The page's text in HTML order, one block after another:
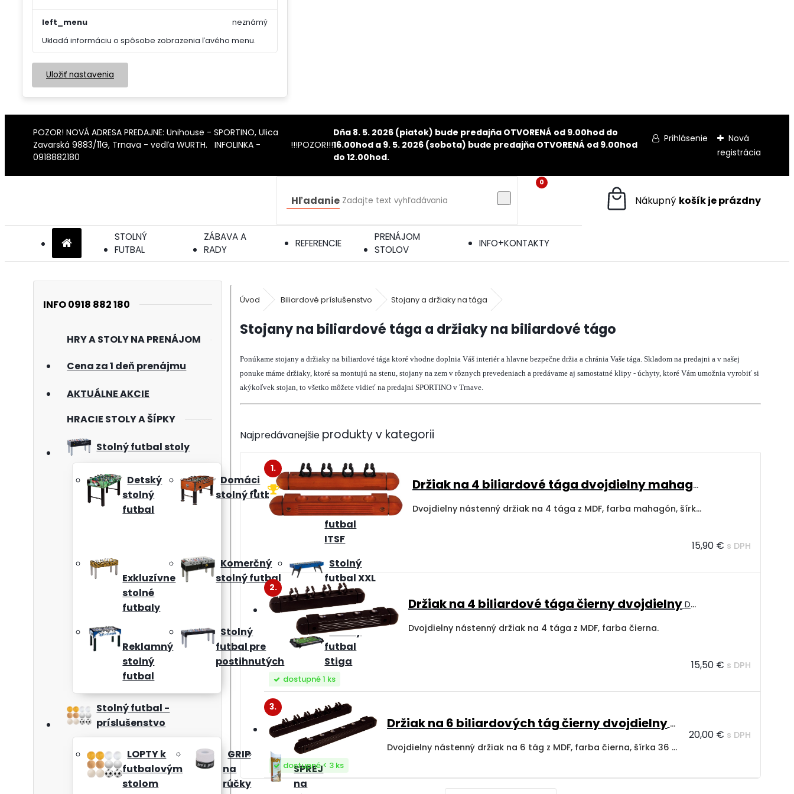
left_menu
Ukladá informáciu o spôsobe zobrazenia ľavého menu.
neznámý
Uložiť nastavenia
POZOR! NOVÁ ADRESA PREDAJNE: Unihouse - SPORTINO,Ulica
Zavarská9883/11G, Trnava - vedľa WURTH. INFOLINKA -
0918882180
!!!POZOR!!!
Dňa 8. 5. 2026 (piatok) bude predajňa OTVORENÁ od 9.00hod do
16.00hod a 9. 5. 2026 (sobota) bude predajňa OTVORENÁ od 9.00hod
do 12.00hod.
Prihlásenie
Nová
registrácia
STOLNÝ
FUTBAL
ZÁBAVA A
RADY
REFERENCIE
PRENÁJOM
STOLOV
INFO+KONTAKTY
Hľadanie
0
INFO 0918 882 180
HRY A STOLY NA PRENÁJOM
Cena za 1 deň prenájmu
AKTUÁLNE AKCIE
HRACIE STOLY A ŠÍPKY
Stolný futbal stoly
Detský
stolný
futbal
Domáci
stolný futbal
Turnajový
stolný
futbal
ITSF
Exkluzívne
stolné
futbaly
Komerčný
stolný futbal
Stolný
futbal XXL
pre 8
hráčov
Reklamný
stolný
futbal
Stolný
futbal pre
postihnutých
Stolný
futbal
Stiga
Stolný futbal -
príslušenstvo
LOPTY k
futbalovým
stolom
GRIP
na
rúčky
SPREJ
na
Úvod Biliardové príslušenstvo Stojany a držiaky na tága
Stojany na biliardové tága a držiaky na biliardové tágo
Ponúkame stojany a držiaky na biliardové tága ktoré vhodne doplnia Váš interiér a hlavne bezpečne držia a chránia Vaše tága. Skladom na predajni a v našej
ponuke máme držiaky, ktoré sa montujú na stenu, stojany na zem v rôznych prevedeniach a predávame aj samostatné klipy - úchyty, ktoré Vám umožnia vyrobiť si
akýkoľvek stojan, to všetko môžete vidieť na predajni SPORTINO v Trnave.
Najpredávanejšie
1.
Dvojdielny nástenný držiak na 4 tága z MDF, farba mahagón, šírka 36 cm.Farebný odtieň sa môže odlišovať od fotografie
15,90 € s DPH
2.
Držiak na 4 biliardové tága čierny dvojdielny Dvojdielny nástenný držiak na tága z MDF, šírka 36 cm.
dostupné 1 ks
Dvojdielny nástenný držiak na 4 tága z MDF, farba čierna.
15,50 € s DPH
3.
Držiak na 6 biliardových tág čierny dvojdielny Dvojdielny nástenný držiak
dostupné < 3 ks
Dvojdielny nástenný držiak na 6 tág z MDF, farba čierna, šírka 36 cm.
20,00 € s DPH